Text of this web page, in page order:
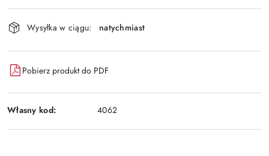
Dostępność
i
dostawa
Wysyłka w ciągu: natychmiast
Pobierz produkt do PDF
Własny kod: 4062